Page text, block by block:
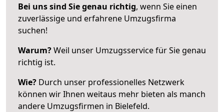
Bei uns sind Sie genau richtig, wenn Sie einen
zuverlässige und erfahrene Umzugsfirma
suchen!
Warum?Weil unser Umzugsservice für Sie genau
richtig ist.
Wie? Durch unser professionelles Netzwerk
können wir Ihnen weitaus mehr bieten als manch
andere Umzugsfirmen in Bielefeld.